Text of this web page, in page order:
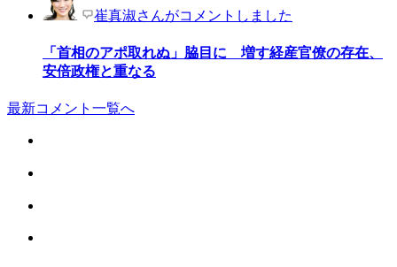
崔真淑さんがコメントしました
「首相のアポ取れぬ」脇目に 増す経産官僚の存在、
安倍政権と重なる
最新コメント一覧へ